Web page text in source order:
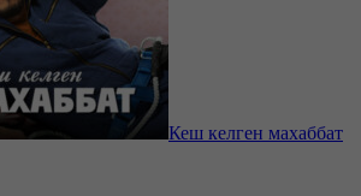
Кеш келген махаббат